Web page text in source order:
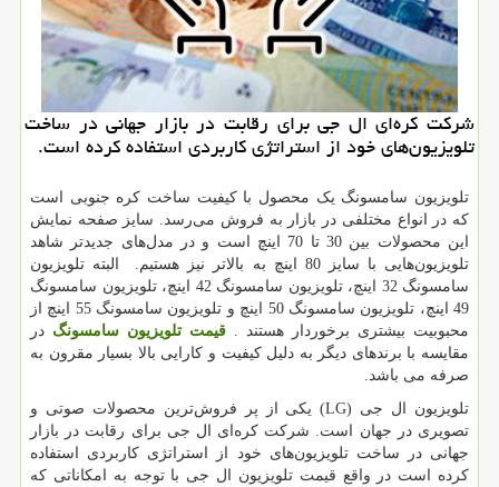
شركت كره‌ای ال جی برای رقابت در بازار جهانی در ساخت
تلویزیون‌های خود از استراتژی كاربردی استفاده كرده است.
تلویزیون سامسونگ یک محصول با کیفیت ساخت کره جنوبی است
که در انواع مختلفی در بازار به فروش می‌رسد. سایز صفحه نمایش
این محصولات بین 30 تا 70 اینچ است و در مدل‌های جدیدتر شاهد
تلویزیون‌هایی با سایز 80 اینچ به بالاتر نیز هستیم. البته تلویزیون
سامسونگ 32 اینچ، تلویزیون سامسونگ 42 اینچ، تلویزیون سامسونگ
49 اینچ، تلویزیون سامسونگ 50 اینچ و تلویزیون سامسونگ 55 اینچ از
محبوبیت بیشتری برخوردار هستند
قیمت تلویزیون سامسونگ در
مقایسه با برندهای دیگر به دلیل کیفیت و کارایی بالا بسیار مقرون به
صرفه می باشد.
تلویزیون ال جی (LG) یکی از پر فروش‌ترین محصولات صوتی و
تصویری در جهان است. شرکت کره‌ای ال جی برای رقابت در بازار
جهانی در ساخت تلویزیون‌های خود از استراتژی کاربردی استفاده
کرده است در واقع قیمت تلویزیون ال جی با توجه به امکاناتی که